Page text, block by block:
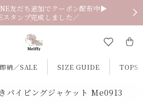
友だち追加でクーポン配布中▶
スタンプ完成しました／
即納／SALE SIZE GUIDE TOPS
パイピングジャケット Me0913